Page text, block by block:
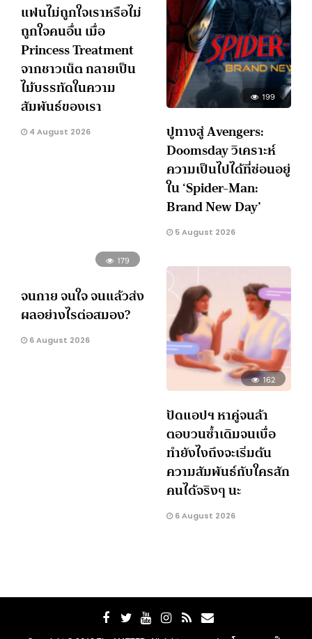
แฟนไม่ถูกใจเราหรือไม่
ถูกใจคนอื่น เมื่อ
Princess Treatment
จากชาวเน็ต กลายเป็น
ไม้บรรทัดในความ
สัมพันธ์ของเรา
4 August 2026
199
ปูทางสู่ Avengers:
Doomsday วิเคราะห์
ความเป็นไปได้ที่ซ่อนอยู่
ใน ‘Spider-Man:
Brand New Day’
5 August 2026
179
จนกาย จนใจ จนแล้วส่ง
ผลอย่างไรต่อสมอง?
6 August 2026
162
ปัดแอปฯ หาคู่จนล้า
ตอบวนซ้ำเดิมจนเบื่อ
ทำยังไงถึงจะเริ่มต้น
ความสัมพันธ์กับใครสัก
คนได้จริงๆ นะ
6 August 2026